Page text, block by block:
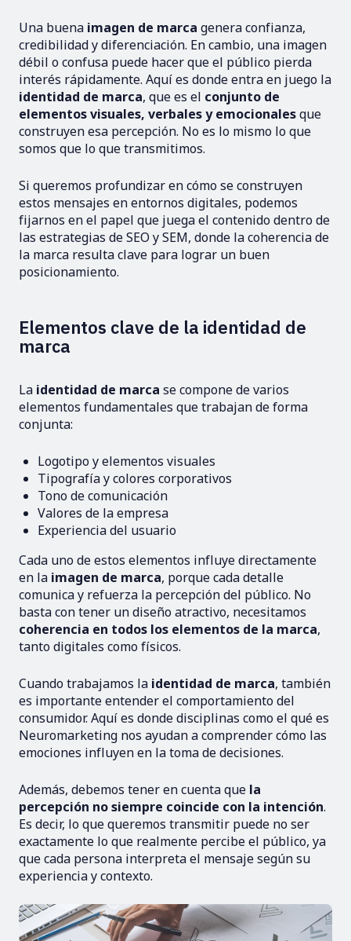
Una buena imagen de marca genera confianza,
credibilidad y diferenciación. En cambio, una imagen
débil o confusa puede hacer que el público pierda
interés rápidamente. Aquí es donde entra en juego la
identidad de marca, que es el conjunto de
elementos visuales, verbales y emocionalesque
construyen esa percepción. No es lo mismo lo que
somos que lo que transmitimos.
Si queremos profundizar en cómo se construyen
estos mensajes en entornos digitales, podemos
fijarnos en el papel que juega el contenido dentro de
las estrategias de SEO y SEM, donde la coherencia de
la marca resulta clave para lograr un buen
posicionamiento.
Elementos clave de la identidad de
marca
La identidad de marca se compone de varios
elementos fundamentales que trabajan de forma
conjunta:
Logotipo y elementos visuales
Tipografía y colores corporativos
Tono de comunicación
Valores de la empresa
Experiencia del usuario
Cada uno de estos elementos influye directamente
en la imagen de marca, porque cada detalle
comunica y refuerza la percepción del público. No
basta con tener un diseño atractivo, necesitamos
coherencia en todos los elementos de la marca,
tanto digitales como físicos.
Cuando trabajamos la identidad de marca, también
es importante entender el comportamiento del
consumidor. Aquí es donde disciplinas como el qué es
Neuromarketing nos ayudan a comprender cómo las
emociones influyen en la toma de decisiones.
Además, debemos tener en cuenta que la
percepción no siempre coincide con la intención.
Es decir, lo que queremos transmitir puede no ser
exactamente lo que realmente percibe el público, ya
que cada persona interpreta el mensaje según su
experiencia y contexto.